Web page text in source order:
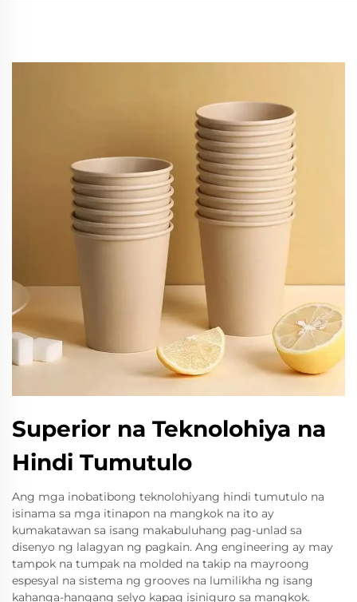
Superior na Teknolohiya na
Hindi Tumutulo
Ang mga inobatibong teknolohiyang hindi tumutulo na
isinama sa mga itinapon na mangkok na ito ay
kumakatawan sa isang makabuluhang pag-unlad sa
disenyo ng lalagyan ng pagkain. Ang engineering ay may
tampok na tumpak na molded na takip na mayroong
espesyal na sistema ng grooves na lumilikha ng isang
kahanga-hangang selyo kapag isiniguro sa mangkok.